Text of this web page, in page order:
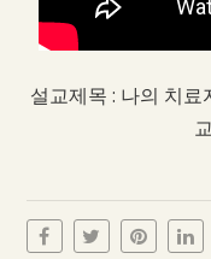
설교제목 : 나의 치